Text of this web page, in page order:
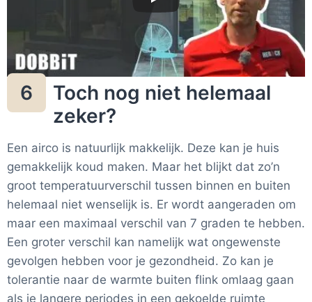
6
Toch nog niet helemaal
zeker?
Een airco is natuurlijk makkelijk. Deze kan je huis
gemakkelijk koud maken. Maar het blijkt dat zo’n
groot temperatuurverschil tussen binnen en buiten
helemaal niet wenselijk is. Er wordt aangeraden om
maar een maximaal verschil van 7 graden te hebben.
Een groter verschil kan namelijk wat ongewenste
gevolgen hebben voor je gezondheid. Zo kan je
tolerantie naar de warmte buiten flink omlaag gaan
als je langere periodes in een gekoelde ruimte